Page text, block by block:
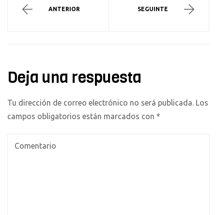
ANTERIOR SEGUINTE
Deja una respuesta
Tu dirección de correo electrónico no será publicada. Los
campos obligatorios están marcados con *